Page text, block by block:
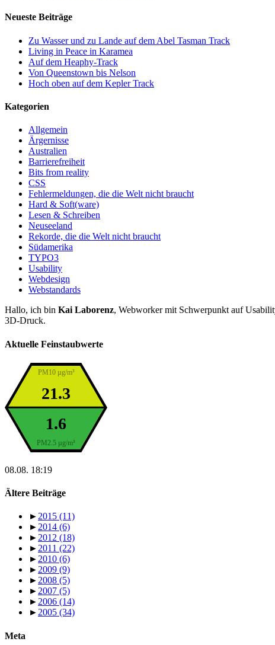
Neueste Beiträge
Zu Wasser und zu Lande auf dem Abel Tasman Track
Living in Peace in Karamea
Auf dem Heaphy-Track
Von Queenstown bis Nelson
Hoch oben auf dem Kepler Track
Kategorien
Allgemein
Ärgernisse
Australien
Barrierefreiheit
Bits from reality
CSS
Fehlermeldungen, die die Welt nicht braucht
Hard & Soft(ware)
Lesen & Schreiben
Neuseeland
Rekorde, die die Welt nicht braucht
Südamerika
TYPO3
Usability
Webdesign
Webstandards
Hallo, ich bin Kai Laborenz, Webworker mit Schwerpunkt auf
3D-Druck.
Aktuelle Feinstaubwerte
PM10 µg/m³
PM2.5 µg/m³
21.3
1.6
08.08. 18:19
Ältere Beiträge
► 2015 (11)
► 2014 (6)
► 2012 (18)
► 2011 (22)
► 2010 (6)
► 2009 (9)
► 2008 (5)
► 2007 (5)
► 2006 (14)
► 2005 (34)
Meta